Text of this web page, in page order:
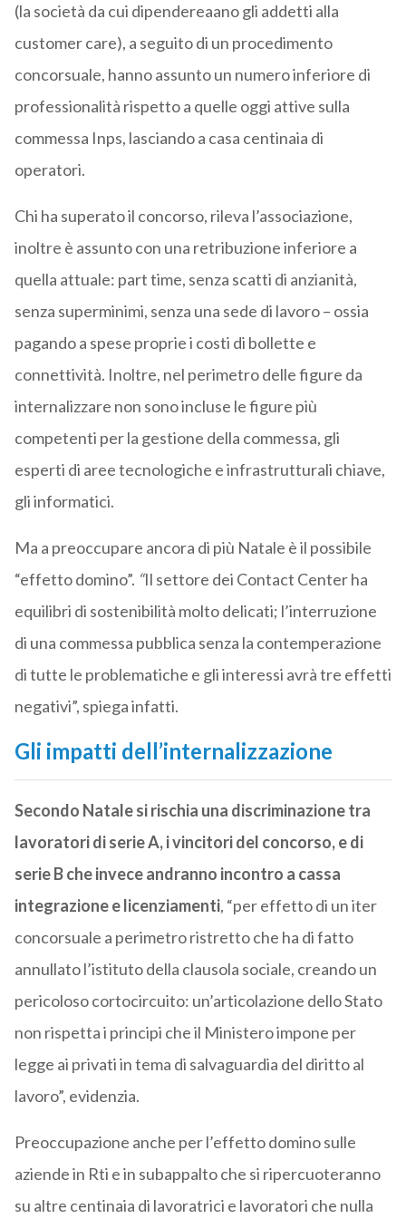
(la società da cui dipendereaano gli addetti alla
customer care), a seguito di un procedimento
concorsuale, hanno assunto un numero inferiore di
professionalità rispetto a quelle oggi attive sulla
commessa Inps, lasciando a casa centinaia di
operatori.
Chi ha superato il concorso, rileva l’associazione,
inoltre è assunto con una retribuzione inferiore a
quella attuale: part time, senza scatti di anzianità,
senza superminimi, senza una sede di lavoro – ossia
pagando a spese proprie i costi di bollette e
connettività. Inoltre, nel perimetro delle figure da
internalizzare non sono incluse le figure più
competenti per la gestione della commessa, gli
esperti di aree tecnologiche e infrastrutturali chiave,
gli informatici.
Ma a preoccupare ancora di più Natale è il possibile
“effetto domino”. “Il settore dei Contact Center ha
equilibri di sostenibilità molto delicati; l’interruzione
di una commessa pubblica senza la contemperazione
di tutte le problematiche e gli interessi avrà tre effetti
negativi”, spiega infatti.
Gli impatti dell’internalizzazione
Secondo Natale si rischia una discriminazione tra
lavoratori di serie A, i vincitori del concorso, e di
serie B che invece andranno incontro a cassa
integrazione e licenziamenti, “per effetto di un iter
concorsuale a perimetro ristretto che ha di fatto
annullato l’istituto della clausola sociale, creando un
pericoloso cortocircuito: un’articolazione dello Stato
non rispetta i principi che il Ministero impone per
legge ai privati in tema di salvaguardia del diritto al
lavoro”, evidenzia.
Preoccupazione anche per l’effetto domino sulle
aziende in Rti e in subappalto che si ripercuoteranno
su altre centinaia di lavoratrici e lavoratori che nulla